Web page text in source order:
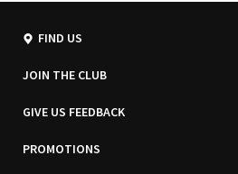
FIND US
JOIN THE CLUB
GIVE US FEEDBACK
PROMOTIONS